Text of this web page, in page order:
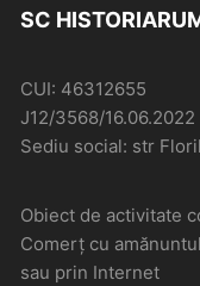
SC
CUI: 46312655
J12/3568/16.06.2022
Sediu social: str
Obiect de activitate
Comerţ cu
sau prin Internet